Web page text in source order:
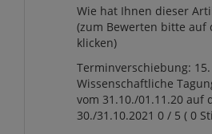
Wie hat Ihnen dieser
(zum Bewerten bitte auf
klicken)
Terminverschiebung: 15.
Wissenschaftliche
vom 31.10./01.11.20 auf
30./31.10.2021 0 / 5 ( 0